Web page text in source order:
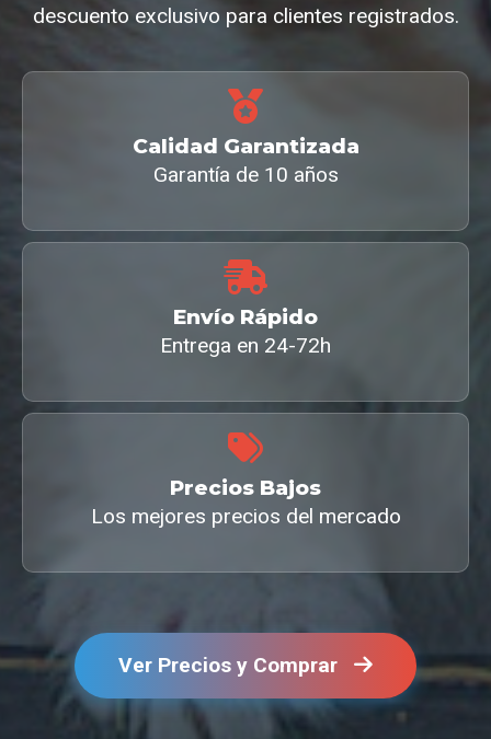
descuento exclusivo para clientes registrados.
Calidad Garantizada
Garantía de 10 años
Envío Rápido
Entrega en 24-72h
Precios Bajos
Los mejores precios del mercado
Ver Precios y Comprar